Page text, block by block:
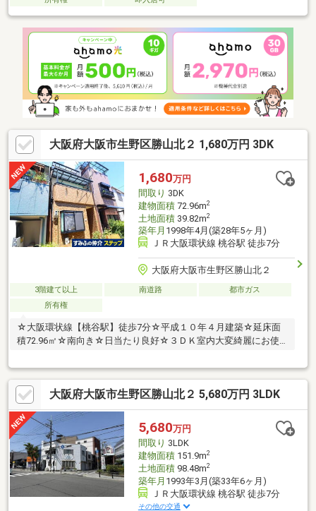
大阪府大阪市生野区勝山北２ 1,680万円 3DK
1,680万円
間取り 3DK
建物面積72.96m2
土地面積39.82m2
築年月 1998年4月(築28年5ヶ月)
ＪＲ大阪環状線 桃谷駅 徒歩7分
大阪府大阪市生野区勝山北２
3階建て以上 南道路
都市ガス
所有権
☆大阪環状線【桃谷駅】徒歩7分☆平成１０年４月建築☆延床面
積72.96㎡☆南向き☆日当たり良好☆３ＤＫ室内大変綺麗にお使
大阪府大阪市生野区勝山北２ 5,680万円 3LDK
5,680万円
間取り 3LDK
建物面積151.9m2
土地面積98.48m2
築年月 1993年3月(築33年6ヶ月)
ＪＲ大阪環状線 桃谷駅 徒歩7分
その他の交通